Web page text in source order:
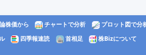
株価から チャートで分析
プロット図で分
四季報速読 首相足
株Bizについて